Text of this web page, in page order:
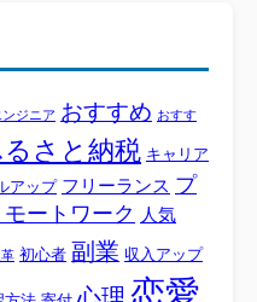
ジニア おすすめ おすす
さと納税 キャリア
アップ フリーランス プ
モートワーク 人気
初心者 副業 収入アップ
恋愛